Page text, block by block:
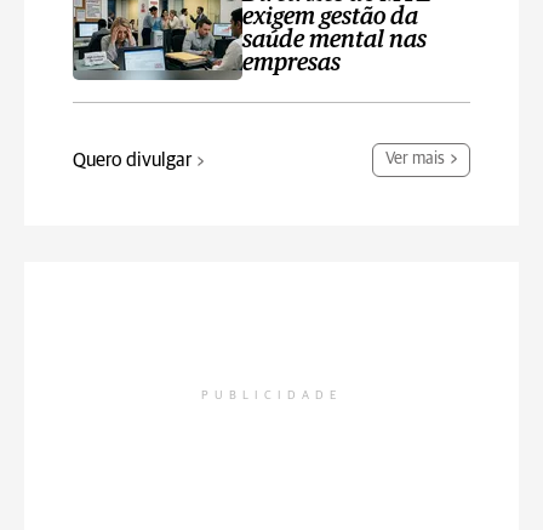
exigem gestão da
saúde mental nas
empresas
Quero divulgar Ver mais
PUBLICIDADE